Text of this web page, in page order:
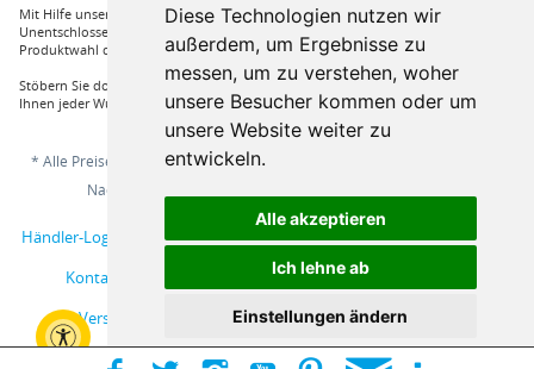
Diese Technologien nutzen wir
außerdem, um Ergebnisse zu
messen, um zu verstehen, woher
unsere Besucher kommen oder um
unsere Website weiter zu
entwickeln.
Alle akzeptieren
Ich lehne ab
Einstellungen ändern
Mit Hilfe unserer Service Hotline sind Sie nur mit einem Anruf von ihrer
Unentschlossenheit erlöst und bekommen von einem Fachprofi die beste
Produktwahl die für sie relevant ist.
Stöbern Sie doch einfach durch unserem Sortiment und Sie werden sehen, dass
Ihnen jeder Wunsch erfüllt wird.
* Alle Preise inkl. gesetzl. Mehrwertsteuer zzgl.
Nachnahmegebühren, wenn nicht anders beschrieben
Händler-Login Musterbestellung Über uns
Hilfe / Support
Kontakt
Online-Streitschlichtungsplattform
Versand und Zahlungsbedingungen
Impressum
Widerrufsbelehrung
Datenschutzerklärung